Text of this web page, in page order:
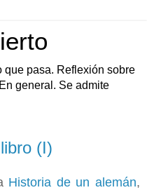
pasa. Reflexión sobre
general. Se admite
(I)
Historia de un alemán,